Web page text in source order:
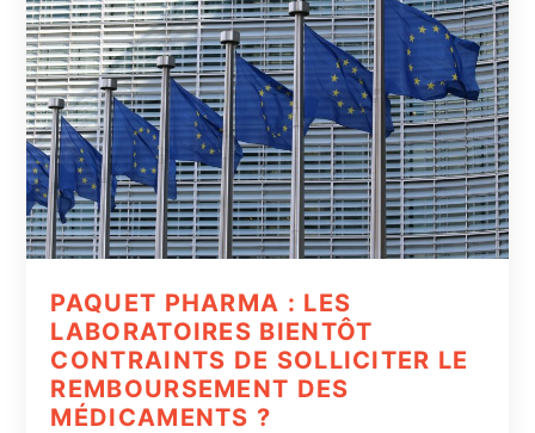
PAQUET PHARMA : LES
LABORATOIRES BIENTÔT
CONTRAINTS DE SOLLICITER LE
REMBOURSEMENT DES
MÉDICAMENTS ?